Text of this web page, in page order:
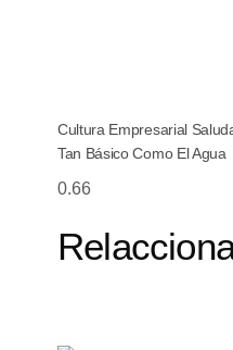
Cultura Empresarial
Tan Básico Como El Agua